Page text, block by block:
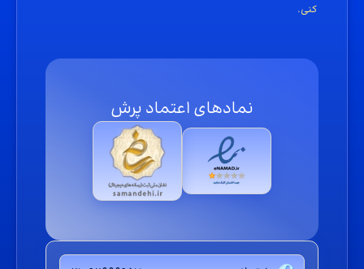
یکی از چیزایی که خیلی‌ها رو از خرید قسطی دور می‌کنه، بحث ضامن و چکه.
نداره. شما تا ۲۰ میلیون تومان اعتبار دریافت می‌کنین و جذاب‌ترین بخش
ماجرا اینه که پرداخت اقساط کاملاً
بدون سود و کارمزد
فقط مبلغ اصلی رو میدین و هیچ هزینه اضافه‌ای روی خریدتون نمیاد.
اینکه بدون فشار مالی، به آموزش حرفه‌ای دسترسی داشته باشین. با
کنی.
نمادهای اعتماد پرش
لوگو اینماد پرش